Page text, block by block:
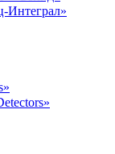
Интеграл»